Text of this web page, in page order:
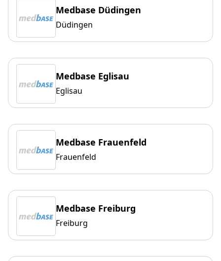
Medbase Düdingen
Düdingen
Medbase Eglisau
Eglisau
Medbase Frauenfeld
Frauenfeld
Medbase Freiburg
Freiburg